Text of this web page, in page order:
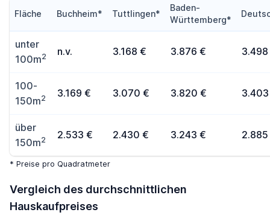
Fläche Buchheim* Tuttlingen*
Baden-
Württemberg*
unter
100m2 n.v. 3.168 € 3.876 €
100-
150m2 3.169 € 3.070 € 3.820 €
über
150m2 2.533 € 2.430 € 3.243 €
* Preise pro Quadratmeter
Vergleich des durchschnittlichen
Hauskaufpreises